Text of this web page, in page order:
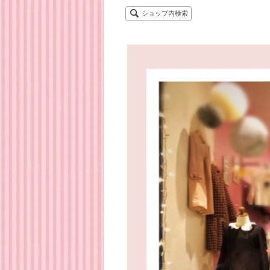
ショップ内検索